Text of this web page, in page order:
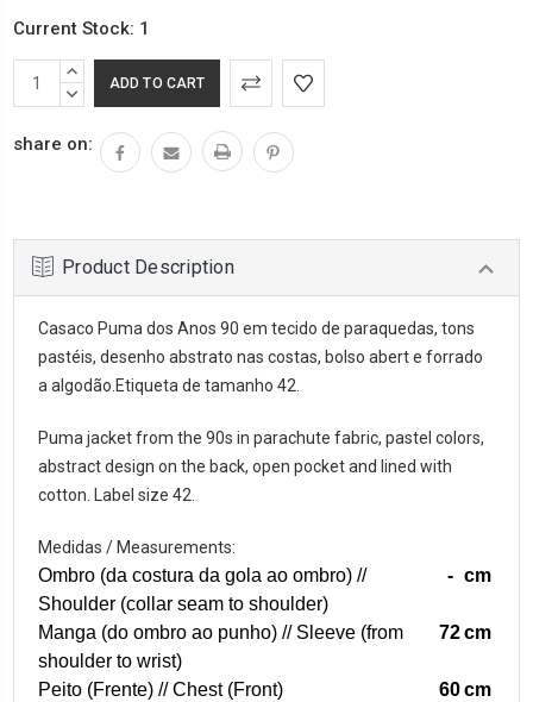
Current Stock: 1
INCREASE
QUANTITY:
DECREASE
share on:
Product Description
Casaco Puma dos Anos 90 em tecido de paraquedas, tons
pastéis, desenho abstrato nas costas, bolso abert e forrado
a algodão.Etiqueta de tamanho 42.
Puma jacket from the 90s in parachute fabric, pastel colors,
abstract design on the back, open pocket and lined with
cotton. Label size 42.
Medidas / Measurements:
Ombro (da costura da gola ao ombro) //
Shoulder (collar seam to shoulder)
- cm
Manga (do ombro ao punho) // Sleeve (from
shoulder to wrist)
72cm
Peito (Frente) // Chest (Front) 60cm